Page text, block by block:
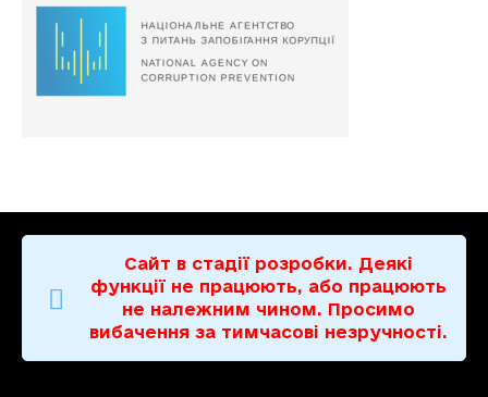
Сайт в стадії розробки. Деякі
функції не працюють, або працюють
не належним чином. Просимо
вибачення за тимчасові незручності.